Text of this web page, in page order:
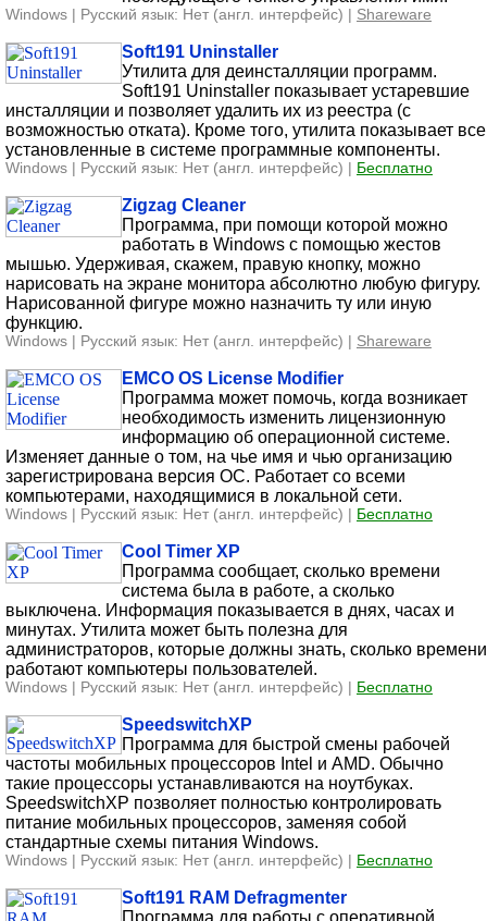
Windows | Русский язык: Нет (англ. интерфейс) | Shareware
Soft191 Uninstaller
Утилита для деинсталляции программ.
Soft191 Uninstaller показывает устаревшие
инсталляции и позволяет удалить их из реестра (с
возможностью отката). Кроме того, утилита показывает все
установленные в системе программные компоненты.
Windows | Русский язык: Нет (англ. интерфейс) | Бесплатно
Zigzag Cleaner
Программа, при помощи которой можно
работать в Windows с помощью жестов
мышью. Удерживая, скажем, правую кнопку, можно
нарисовать на экране монитора абсолютно любую фигуру.
Нарисованной фигуре можно назначить ту или иную
функцию.
Windows | Русский язык: Нет (англ. интерфейс) | Shareware
EMCO OS License Modifier
Программа может помочь, когда возникает
необходимость изменить лицензионную
информацию об операционной системе.
Изменяет данные о том, на чье имя и чью организацию
зарегистрирована версия ОС. Работает со всеми
компьютерами, находящимися в локальной сети.
Windows | Русский язык: Нет (англ. интерфейс) | Бесплатно
Cool Timer XP
Программа сообщает, сколько времени
система была в работе, а сколько
выключена. Информация показывается в днях, часах и
минутах. Утилита может быть полезна для
администраторов, которые должны знать, сколько времени
работают компьютеры пользователей.
Windows | Русский язык: Нет (англ. интерфейс) | Бесплатно
SpeedswitchXP
Программа для быстрой смены рабочей
частоты мобильных процессоров Intel и AMD. Обычно
такие процессоры устанавливаются на ноутбуках.
SpeedswitchXP позволяет полностью контролировать
питание мобильных процессоров, заменяя собой
стандартные схемы питания Windows.
Windows | Русский язык: Нет (англ. интерфейс) | Бесплатно
Soft191 RAM Defragmenter
Программа для работы с оперативной